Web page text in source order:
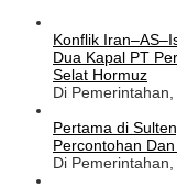
Konflik
Dua Kapal PT
Selat Hormuz
Di
Pertama di
Percontohan
Di